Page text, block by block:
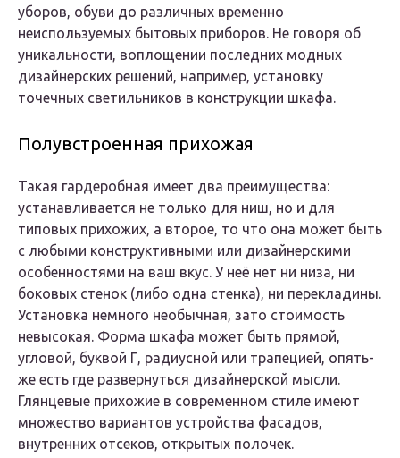
уборов, обуви до различных временно
неиспользуемых бытовых приборов. Не говоря об
уникальности, воплощении последних модных
дизайнерских решений, например, установку
точечных светильников в конструкции шкафа.
Полувстроенная прихожая
Такая гардеробная имеет два преимущества:
устанавливается не только для ниш, но и для
типовых прихожих, а второе, то что она может быть
с любыми конструктивными или дизайнерскими
особенностями на ваш вкус. У неё нет ни низа, ни
боковых стенок (либо одна стенка), ни перекладины.
Установка немного необычная, зато стоимость
невысокая. Форма шкафа может быть прямой,
угловой, буквой Г, радиусной или трапецией, опять-
же есть где развернуться дизайнерской мысли.
Глянцевые прихожие в современном стиле имеют
множество вариантов устройства фасадов,
внутренних отсеков, открытых полочек.